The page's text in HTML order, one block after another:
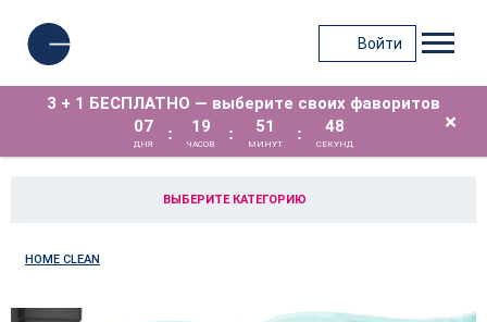
Войти
3 + 1 БЕСПЛАТНО — выберите своих фаворитов
07
ДНЯ
: 19
ЧАСОВ
: 51
МИНУТ
: 48
СЕКУНД
×
ВЫБЕРИТЕ КАТЕГОРИЮ
HOME CLEAN